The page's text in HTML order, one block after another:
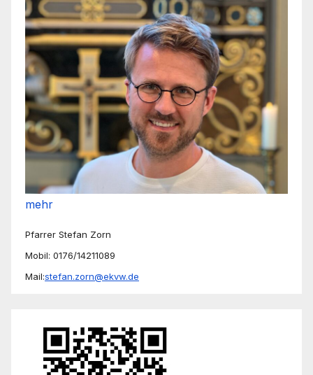
mehr
Pfarrer Stefan Zorn
Mobil: 0176/14211089
Mail:stefan.zorn@ekvw.de